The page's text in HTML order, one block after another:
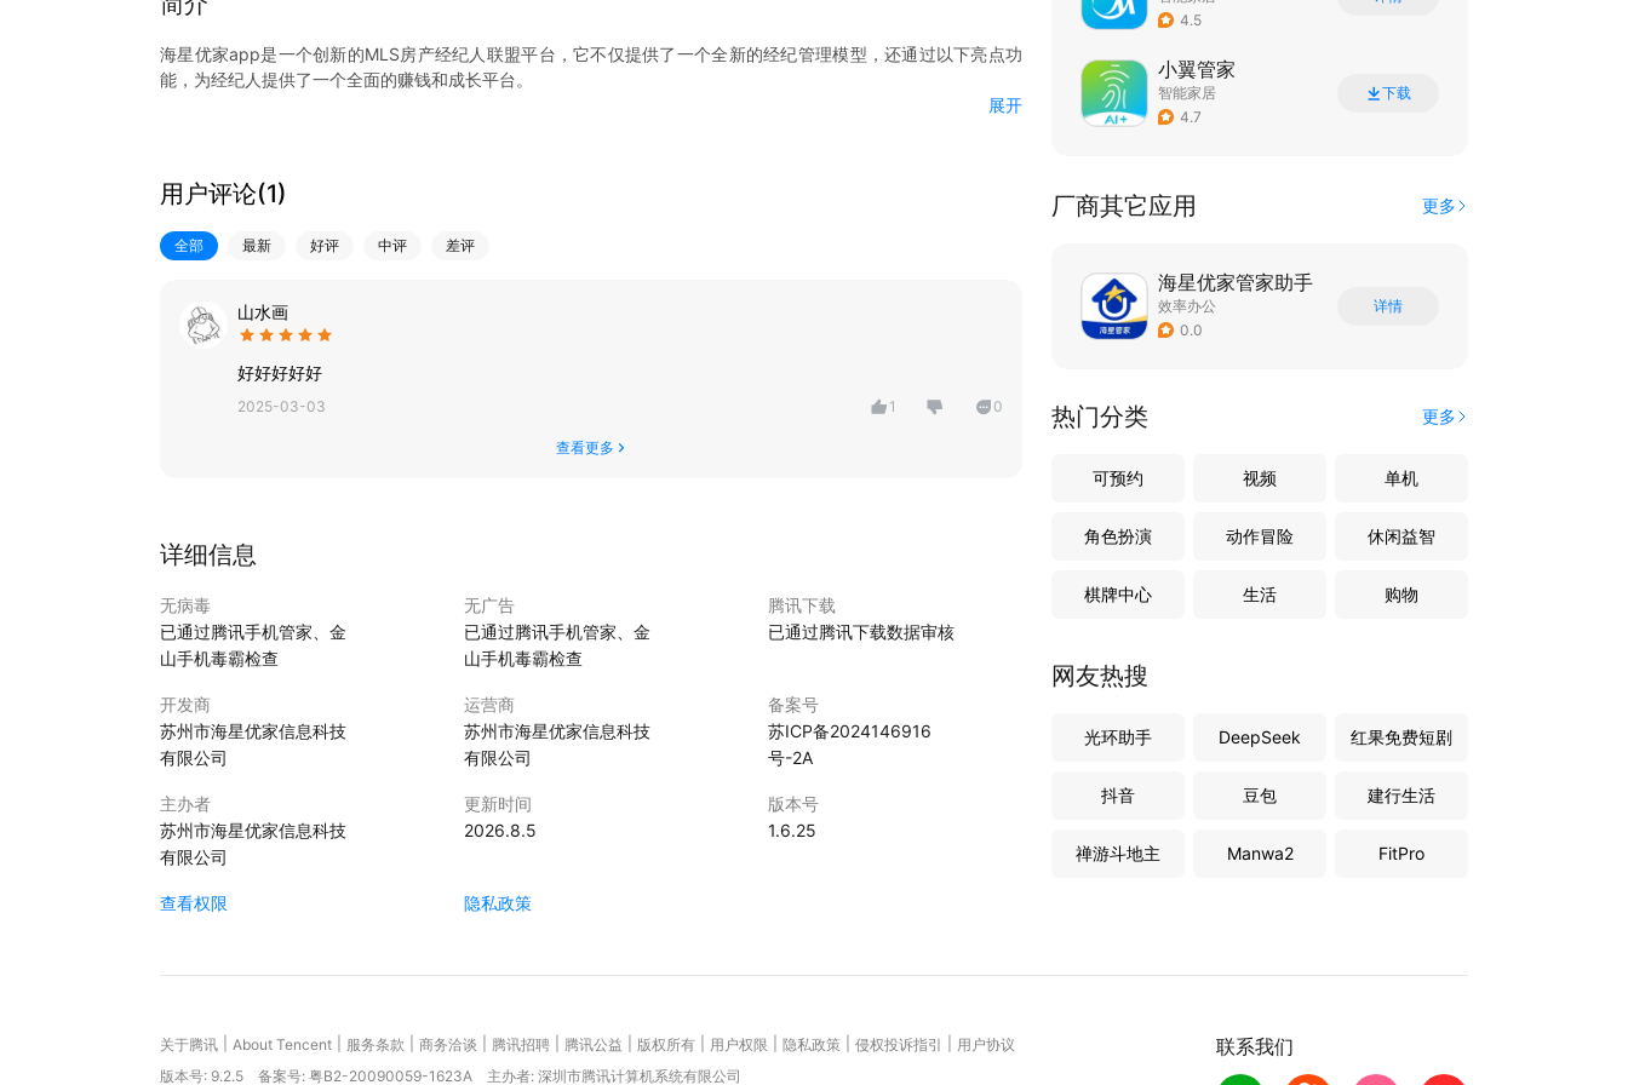
海星优家app是一个创新的MLS房产经纪人联盟平台，它不仅提供了一个全新的经纪管理模型，还通过以下亮点功
能，为经纪人提供了一个全面的赚钱和成长平台。
【实时交易进度查询】
随时随地查看房源客源，实时查询交易进度，快速拨打业主电话，提高工作效率。
【专为经纪人设计的功能】
包括快速录盘、高效询盘、营销销盘、团队协作、移动办公等，帮助经纪人提升工作效率，开单快人一步。
支持经纪人在成功开单后立即结算佣金，提供极高的资金流动性和时间效率。
展开
用户评论(1)
全部 最新 好评 中评 差评
山水画
好好好好好
2025-03-03 1 0
查看更多
详细信息
无病毒
已通过腾讯手机管家、金
山手机毒霸检查
无广告
已通过腾讯手机管家、金
山手机毒霸检查
腾讯下载
已通过腾讯下载数据审核
开发商
苏州市海星优家信息科技
有限公司
运营商
苏州市海星优家信息科技
有限公司
备案号
苏ICP备2024146916
号-2A
主办者
苏州市海星优家信息科技
有限公司
更新时间
2026.8.5
版本号
1.6.25
查看权限 隐私政策
4.5
小翼管家
智能家居
4.7
下载
厂商其它应用 更多
海星优家管家助手
效率办公
0.0
详情
热门分类 更多
可预约 视频 单机
角色扮演 动作冒险 休闲益智
棋牌中心 生活 购物
网友热搜
光环助手 DeepSeek 红果免费短剧
抖音 豆包 建行生活
禅游斗地主 Manwa2 FitPro
联系我们
关于腾讯 About Tencent 服务条款 商务洽谈 腾讯招聘 腾讯公益 版权所有 用户权限 隐私政策 侵权投诉指引
用户协议
版本号: 9.2.5 备案号: 粤B2-20090059-1623A 主办者: 深圳市腾讯计算机系统有限公司